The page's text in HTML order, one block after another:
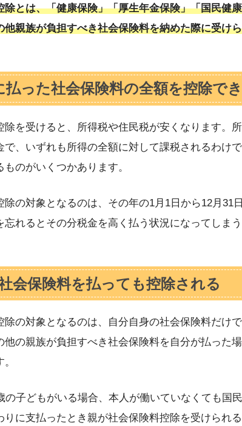
除とは、「健康保険」「厚生年金保険」「国民健
他親族が負担すべき社会保険料を納めた際に受け
払った社会保険料の全額を控除で
除を受けると、所得税や住民税が安くなります。
で、いずれも所得の全額に対して課税されるわけ
ものがいくつかあります。
除の対象となるのは、その年の1月1日から12月31
忘れるとその分税金を高く払う状況になってしま
会保険料を払っても控除される
除の対象となるのは、自分自身の社会保険料だけ
他の親族が負担すべき社会保険料を自分が払った
の子どもがいる場合、本人が働いていなくても国
りに支払ったとき親が社会保険料控除を受けられる